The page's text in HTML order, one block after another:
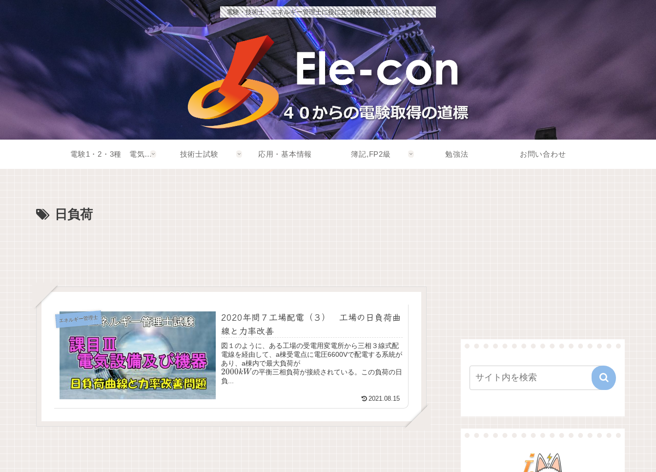
電験・技術士・エネルギー管理士に役に立つ情報を発信していきます。
電験1・2・3種 電気系資格 技術士試験 応用・基本情報 簿記,FP2級 勉強法 お問い合わせ
日負荷
エネルギー管理士
2020年問７工場配電（３） 工場の日負荷曲
線と力率改善
図１のように、ある工場の受電用変電所から三相３線式配
電線を経由して、a棟受電点に電圧6600Vで配電する系統が
あり、a棟内で最大負荷が
2000kW
2000kWの平衡三相負荷が接続されている。この負荷の日
負...
2021.08.15